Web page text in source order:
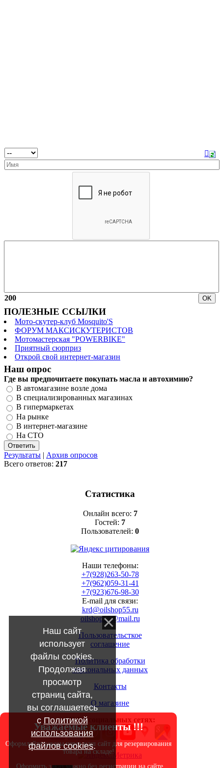
200
ПОЛЕЗНЫЕ ССЫЛКИ
Мото-скутер-клуб Mosquito'S
ФОРУМ МАКСИСКУТЕРИСТОВ
Мотомастерская "POWERBIKE"
Приятный сюрприз
Открой свой интернет-магазин
Наш опрос
Где вы предпочитаете покупать масла и автохимию?
В автомагазине возле дома
В специализированных магазинах
В гипермаркетах
На рынке
В интернет-магазине
На СТО
Результаты | Архив опросов
Всего ответов: 217
Статистика
Онлайн всего: 7
Гостей: 7
Пользователей: 0
Наши телефоны:
+7(928)263-50-78
+7(962)059-31-41
+7(923)676-98-30
E-mail для связи:
krd@oilshop55.ru
oilshop55@mail.ru
Пользовательсткое
соглашение
Политика обработки
персональных данных
Контакты
О магазине
МЫ в социальных сетях:
Уважаемые клиенты !!!
Оформляйте заказы через наш сайт для резервирования
товара на складе!
Оформить заказ можно без регистрации на сайте.
Наш сайт
использует
файлы cookies.
Продолжая
просмотр
страниц сайта,
вы соглашаетесь
с Политикой
использования
файлов cookies.